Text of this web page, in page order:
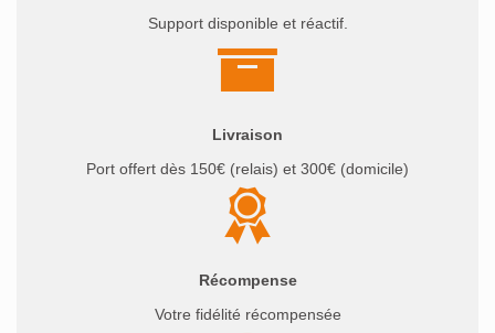
Support disponible et réactif.
Livraison
Port offert dès 150€ (relais) et 300€ (domicile)
Récompense
Votre fidélité récompensée